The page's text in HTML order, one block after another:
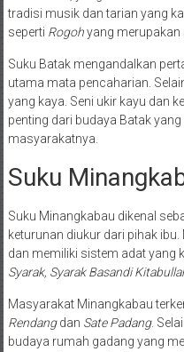
tradisi musik dan tarian yang
seperti Rogohyang merupakan
Suku Batak mengandalkan
utama mata pencaharian.
yang kaya. Seni ukir kayu dan
penting dari budaya Batak
masyarakatnya.
Suku
Suku Minangkabau dikenal
keturunan diukur dari pihak
dan memiliki sistem adat yang
Syarak, Syarak Basandi
Masyarakat Minangkabau
Rendangdan Sate Padang.
budaya rumah gadang yang